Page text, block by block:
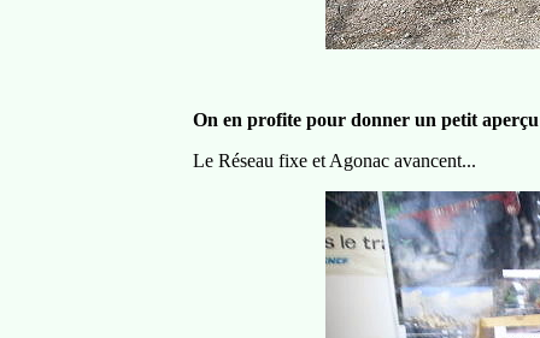
On en profite pour donner un petit
Le Réseau fixe et Agonac avancent...